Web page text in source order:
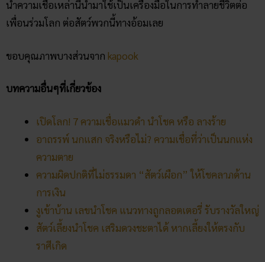
เปิดโลก! 7 ความเชื่อแมวดำ นำโชค หรือ ลางร้าย
อาถรรพ์ นกแสก จริงหรือไม่? ความเชื่อที่ว่าเป็นนกแห่ง
ความผิดปกติที่ไม่ธรรมดา “สัตว์เผือก” ให้โชคลาภด้าน
การเงิน
งูเข้าบ้าน เลขนำโชค แนวทางถูกลอตเตอรี่ รับรางวัลใหญ่
สัตว์เลี้ยงนำโชค เสริมดวงชะตาได้ หากเลี้ยงให้ตรงกับ
ราศีเกิด
คลิก แทงหวยออนไลน์ ได้เงินจริง